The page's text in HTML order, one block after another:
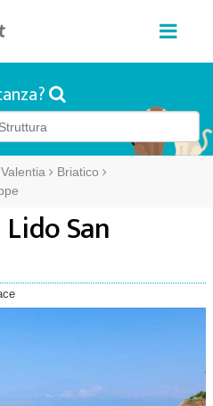
Briatico
San